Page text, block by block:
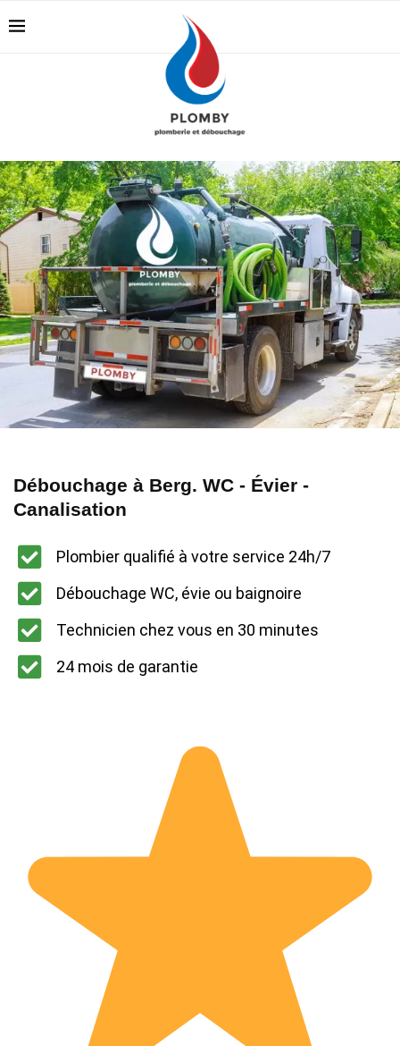
Débouchage à Berg. WC - Évier -
Canalisation
Plombier qualifié à votre service 24h/7
Débouchage WC, évie ou baignoire
Technicien chez vous en 30 minutes
24 mois de garantie